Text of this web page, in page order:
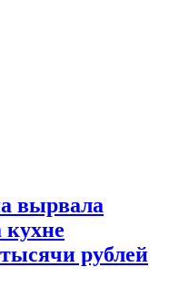
вырвала
кухне
рублей